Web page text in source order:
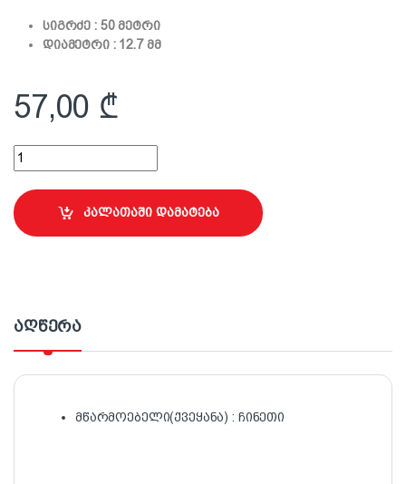
სიგრძე : 50 მეტრი
დიამეტრი : 12.7 მმ
57,00 ₾
მუქი მწვანე სარწყავი შლანგი; 1/2"x50მ quantity
კალათაში დამატება
აღწერა
მწარმოებელი(ქვეყანა) : ჩინეთი